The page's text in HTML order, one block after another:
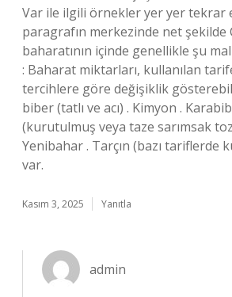
Var ile ilgili örnekler yer yer tekrar
paragrafın merkezinde net şekilde
baharatının içinde genellikle şu
: Baharat miktarları, kullanılan
tercihlere göre değişiklik
biber (tatlı ve acı) . Kimyon .
(kurutulmuş veya taze sarımsak
Yenibahar . Tarçın (bazı tariflerde
var.
Kasım 3, 2025 Yanıtla
admin